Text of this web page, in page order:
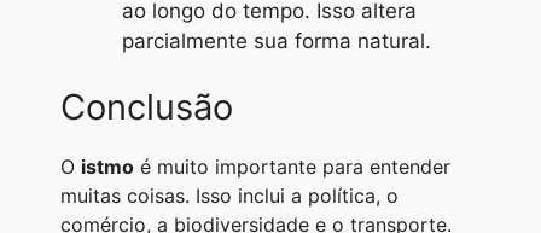
ao longo do tempo. Isso altera
parcialmente sua forma natural.
Conclusão
O istmo é muito importante para entender
muitas coisas. Isso inclui a política, o
comércio, a biodiversidade e o transporte.